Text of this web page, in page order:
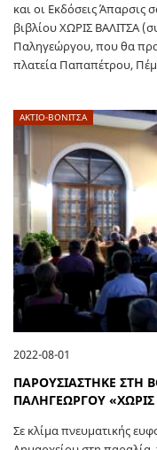
και οι Εκδόσεις
βιβλίου ΧΩΡΙΣ ΒΑΛΙΤΣΑ
Παληγεώργου, που θα
πλατεία Παπαπέτρου,
ΑΚΤΙΟ-ΒΟΝΙΤΣΑ
2022-08-01
ΠΑΡΟΥΣΙΑΣΤΗΚΕ ΣΤΗ
ΠΑΛΗΓΕΩΡΓΟΥ «ΧΩΡΙΣ
Σε κλίμα πνευματικής